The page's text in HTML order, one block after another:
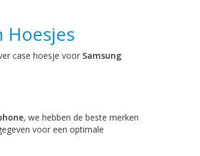
Hoesjes
case hoesje voor Samsung
, we hebben de beste merken
voor een optimale